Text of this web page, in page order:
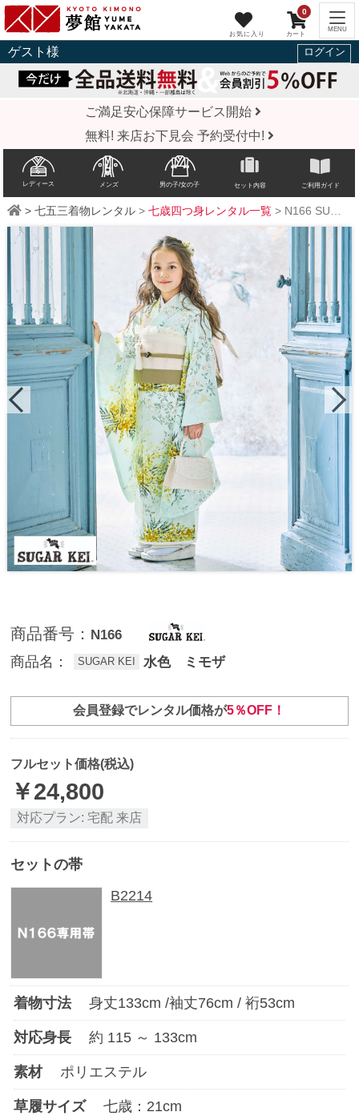
ゲスト 様 ログイン
ご満足安心保障サービス開始
無料! 来店お下見会 予約受付中!
0
レディース メンズ 男の子/女の子 セット内容 ご利用ガイド
> 七五三着物レンタル> 七歳四つ身レンタル一覧> N166 SUGAR KEI
商品番号： N166
商品名： SUGAR KEI 水色 ミモザ
会員登録でレンタル価格が5％OFF！
フルセット価格(税込)
￥24,800
対応プラン: 宅配 来店
セットの帯
B2214
着物寸法 身丈133cm /袖丈76cm / 裄53cm
対応身長 約 115 ～ 133cm
素材 ポリエステル
草履サイズ 七歳：21cm